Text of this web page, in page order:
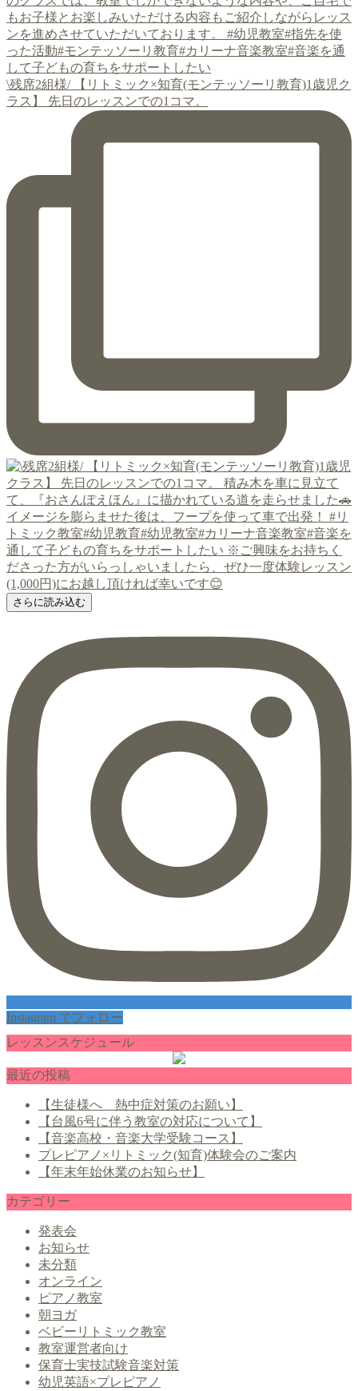
\残席2組様/ 【リトミック×知育(モンテッソーリ教育)1歳児ク
ラス】 先日のレッスンでの1コマ。
さらに読み込む
Instagram でフォロー
レッスンスケジュール
最近の投稿
【生徒様へ 熱中症対策のお願い】
【台風6号に伴う教室の対応について】
【音楽高校・音楽大学受験コース】
プレピアノ×リトミック(知育)体験会のご案内
【年末年始休業のお知らせ】
カテゴリー
発表会
お知らせ
未分類
オンライン
ピアノ教室
朝ヨガ
ベビーリトミック教室
教室運営者向け
保育士実技試験音楽対策
幼児英語×プレピアノ